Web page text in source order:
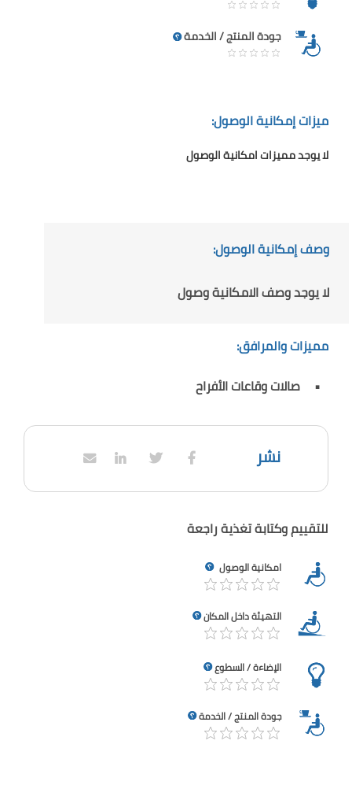
جودة المنتج / الخدمة
ميزات إمكانية الوصول:
لا يوجد مميزات امكانية الوصول
وصف إمكانية الوصول:
لا يوجد وصف الامكانية وصول
مميزات والمرافق:
صالات وقاعات الأفراح
نشر
للتقييم وكتابة تغذية راجعة
امكانية الوصول
التهيئة داخل المكان
الإضاءة / السطوع
جودة المنتج / الخدمة